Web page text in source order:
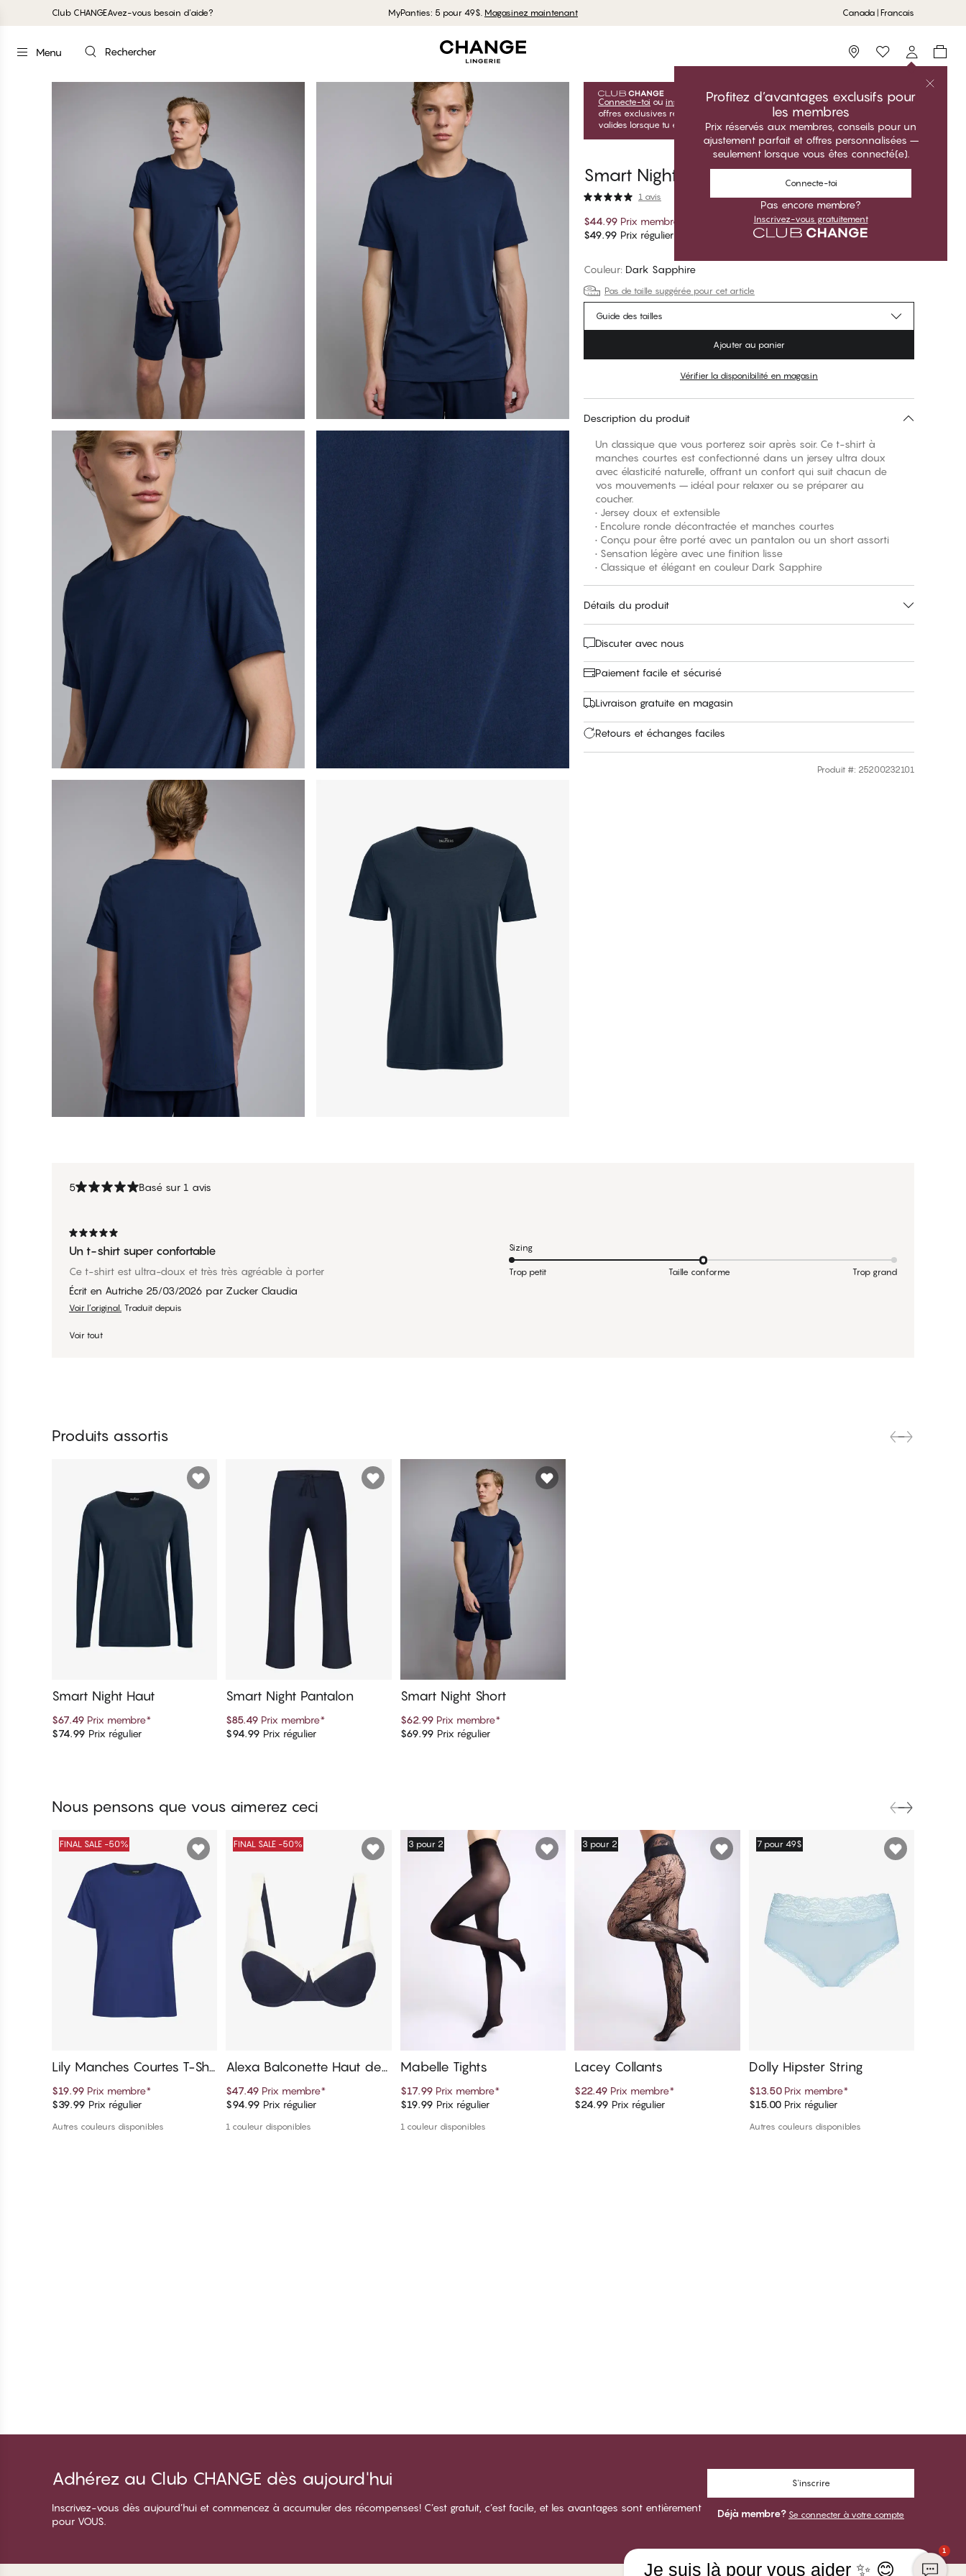
Club CHANGEAvez-vous besoin d'aide? MyPanties: 5 pour 49$. Magasinez maintenant Canada | Francais
Menu Rechercher Storefinder
Profitez d’avantages exclusifs pour
les membres
Prix réservés aux membres, conseils pour un
ajustement parfait et offres personnalisées –
seulement lorsque vous êtes connecté(e).
Connecte-toi
Pas encore membre?
Inscrivez-vous gratuitement
Connecte-toi ou inscris-toi
inscris-toi gratuitement pour profiter de tes
offres exclusives réservées aux membres! Les prix Club sont uniquement
valides lorsque tu es connecté(e).
Smart Night T-Shirt col rond
1 avis
$44.99 Prix membre
$49.99 Prix régulier
Couleur: Dark Sapphire
Pas de taille suggérée pour cet article
Guide des tailles
Ajouter au panier
Vérifier la disponibilité en magasin
Description du produit
Un classique que vous porterez soir après soir. Ce t-shirt à
manches courtes est confectionné dans un jersey ultra doux
avec élasticité naturelle, offrant un confort qui suit chacun de
vos mouvements – idéal pour relaxer ou se préparer au
coucher.
• Jersey doux et extensible
• Encolure ronde décontractée et manches courtes
• Conçu pour être porté avec un pantalon ou un short assorti
• Sensation légère avec une finition lisse
• Classique et élégant en couleur Dark Sapphire
Détails du produit
Discuter avec nous
Paiement facile et sécurisé
Livraison gratuite en magasin
Retours et échanges faciles
Produit #: 25200232101
5 Basé sur 1 avis
Un t-shirt super confortable
Ce t-shirt est ultra-doux et très très agréable à porter
Écrit en Autriche 25/03/2026 par Zucker Claudia
Voir l’original. Traduit depuis
Voir tout
Sizing
Trop petit Taille conforme Trop grand
Produits assortis
Ajouter au panier
Smart Night Haut
$67.49 Prix membre*
$74.99 Prix régulier Ajouter au panier
Smart Night Pantalon
$85.49 Prix membre*
$94.99 Prix régulier Ajouter au panier
Smart Night Short
$62.99 Prix membre*
$69.99 Prix régulier
Nous pensons que vous aimerez ceci
Ajouter au panier
FINAL SALE -50%
Lily Manches Courtes T-Shir
t
$19.99 Prix membre*
$39.99 Prix régulier
Autres couleurs disponibles
Ajouter au panier
FINAL SALE -50%
Alexa Balconette Haut de
bikini
$47.49 Prix membre*
$94.99 Prix régulier
1 couleur disponibles
Ajouter au panier
3 pour 2
Mabelle Tights
$17.99 Prix membre*
$19.99 Prix régulier
1 couleur disponibles
Ajouter au panier
3 pour 2
Lacey Collants
$22.49 Prix membre*
$24.99 Prix régulier Ajouter au panier
7 pour 49$
Dolly Hipster String
$13.50 Prix membre*
$15.00Prix régulier
Autres couleurs disponibles
Adhérez au Club CHANGE dès aujourd'hui
Inscrivez-vous dès aujourd’hui et commencez à accumuler des récompenses! C’est gratuit, c’est facile, et les avantages sont entièrement
pour VOUS.
S'inscrire
Déjà membre? Se connecter à votre compte
1
Je suis là pour vous aider ✨ 😊